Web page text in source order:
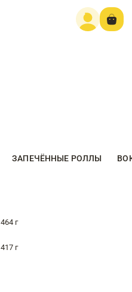
ЗАПЕЧЁННЫЕ РОЛЛЫ
464 г
417 г